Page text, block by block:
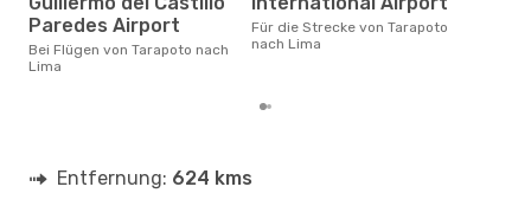
Paredes Airport
Bei Flügen von Tarapoto nach
Lima
Für die Strecke von Tarapoto
nach Lima
Entfernung: 624 kms